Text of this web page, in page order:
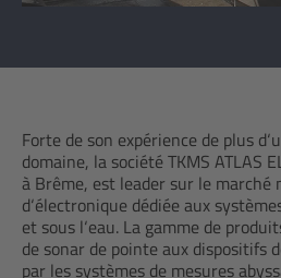
Forte de son expérience de plus
domaine, la société TKMS ATLAS
à Brême, est leader sur le marché
d‘électronique dédiée aux
et sous l‘eau. La gamme de
de sonar de pointe aux dispositifs
par les systèmes de mesures